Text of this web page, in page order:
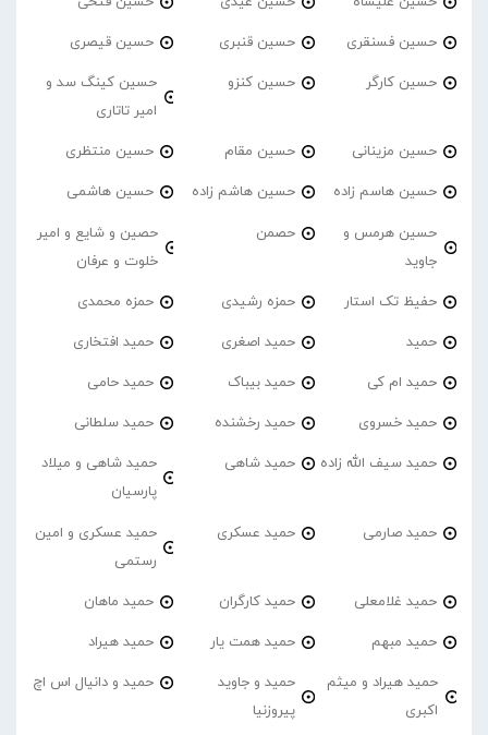
حسین فسنقری حسین قنبری حسین قیصری
حسین کارگر حسین کنزو
حسین کینگ سد و
امیر تاتاری
حسین مزینانی حسین مقام حسین منتظری
حسین هاسم زاده حسین هاشم زاده حسین هاشمی
حسین هرمس و
جاوید
حصمن
حصین و شایع و امیر
خلوت و عرفان
حفیظ تک استار حمزه رشیدی حمزه محمدی
حمید حمید اصغری حمید افتخاری
حمید ام کی حمید بیباک حمید حامی
حمید خسروی حمید رخشنده حمید سلطانی
حمید سیف الله زاده حمید شاهی
حمید شاهی و میلاد
پارسیان
حمید صارمی حمید عسکری
حمید عسکری و امین
رستمی
حمید غلامعلی حمید کارگران حمید ماهان
حمید مبهم حمید همت یار حمید هیراد
حمید هیراد و میثم
اکبری
حمید و جاوید
پیروزنیا
حمید و دانیال اس اچ